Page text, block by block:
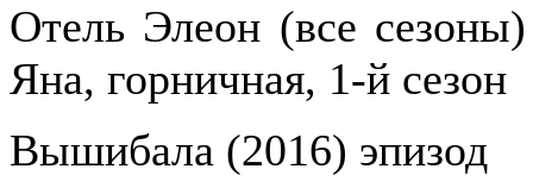
Отель Элеон (все
Яна, горничная, 1-й сезон
Вышибала (2016) эпизод